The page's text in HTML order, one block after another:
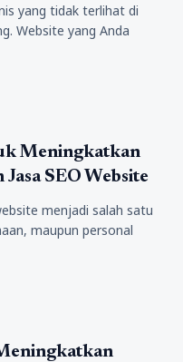
yang tidak terlihat di
Website yang Anda
Meningkatkan
SEO Website
menjadi salah satu
maupun personal